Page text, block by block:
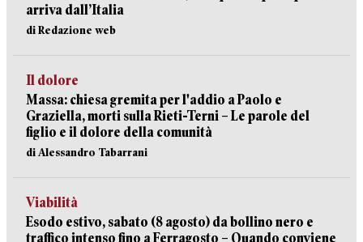
arriva dall’Italia
di Redazione web
Il dolore
Massa: chiesa gremita per l'addio a Paolo e
Graziella, morti sulla Rieti-Terni – Le parole del
figlio e il dolore della comunità
di Alessandro Tabarrani
Viabilità
Esodo estivo, sabato (8 agosto) da bollino nero e
traffico intenso fino a Ferragosto – Quando conviene